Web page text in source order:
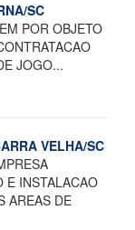
SC
POR OBJETO
JOGO...
VELHA/SC
E INSTALACAO
AREAS DE